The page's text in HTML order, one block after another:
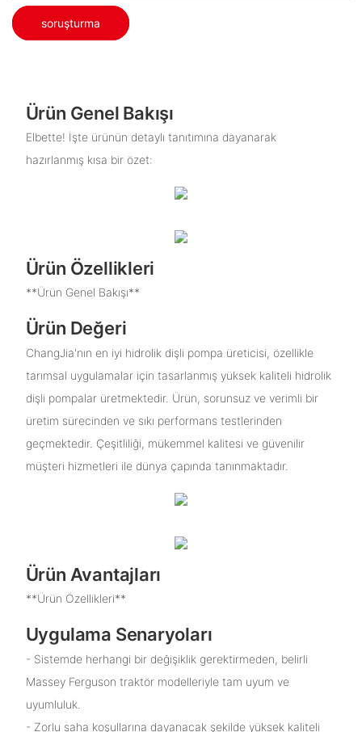
soruşturma
Ürün Genel Bakışı
Elbette! İşte ürünün detaylı tanıtımına dayanarak
hazırlanmış kısa bir özet:
Ürün Özellikleri
**Ürün Genel Bakışı**
Ürün Değeri
ChangJia'nın en iyi hidrolik dişli pompa üreticisi, özellikle
tarımsal uygulamalar için tasarlanmış yüksek kaliteli hidrolik
dişli pompalar üretmektedir. Ürün, sorunsuz ve verimli bir
üretim sürecinden ve sıkı performans testlerinden
geçmektedir. Çeşitliliği, mükemmel kalitesi ve güvenilir
müşteri hizmetleri ile dünya çapında tanınmaktadır.
Ürün Avantajları
**Ürün Özellikleri**
Uygulama Senaryoları
- Sistemde herhangi bir değişiklik gerektirmeden, belirli
Massey Ferguson traktör modelleriyle tam uyum ve
uyumluluk.
- Zorlu saha koşullarına dayanacak şekilde yüksek kaliteli